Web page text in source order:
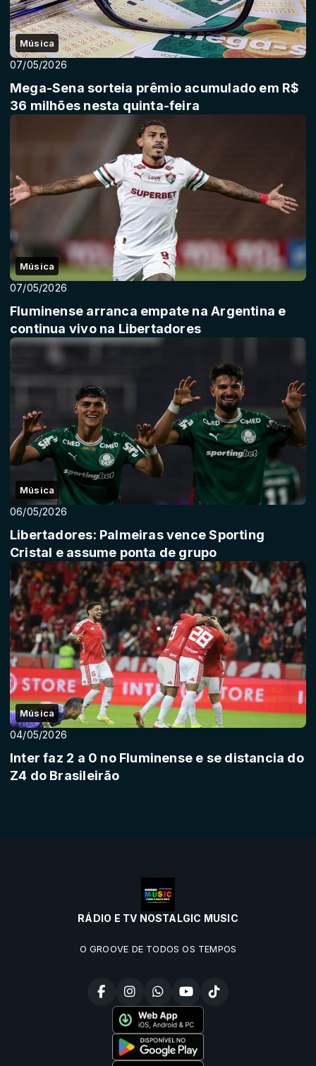
Música
07/05/2026
Mega-Sena sorteia prêmio acumulado em R$
36 milhões nesta quinta-feira
Música
07/05/2026
Fluminense arranca empate na Argentina e
continua vivo na Libertadores
Música
06/05/2026
Libertadores: Palmeiras vence Sporting
Cristal e assume ponta de grupo
Música
04/05/2026
Inter faz 2 a 0 no Fluminense e se distancia do
Z4 do Brasileirão
RÁDIO E TV NOSTALGIC MUSIC
O GROOVE DE TODOS OS TEMPOS